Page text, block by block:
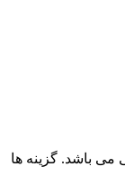
می باشد. گزینه ها